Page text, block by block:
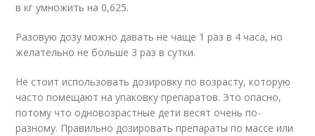
в кг умножить на 0,625.
Разовую дозу можно давать не чаще 1 раз в 4 часа, но
желательно не больше 3 раз в сутки.
Не стоит использовать дозировку по возрасту, которую
часто помещают на упаковку препаратов. Это опасно,
потому что одновозрастные дети весят очень по-
разному. Правильно дозировать препараты по массе или